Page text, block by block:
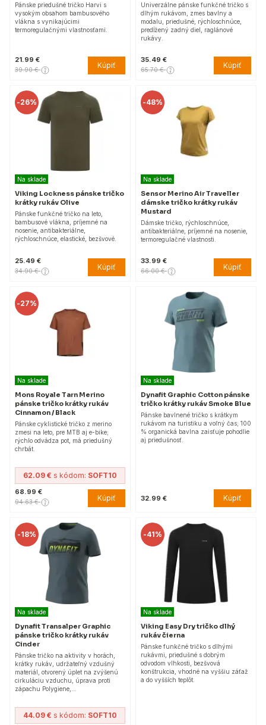
Pánske priedušné tričko Harvi s
vysokým obsahom bambusového
vlákna s vynikajúcimi
termoregulačnými vlastnosťami.
21.99 €
39.90 € Kúpiť
Univerzálne pánske funkčné tričko s
dlhým rukávom, zmes bavlny a
modalu, priedušné, rýchloschnúce,
predĺžený zadný diel, raglánové
rukávy.
35.49 €
65.70 € Kúpiť
-26%
Na sklade
Viking Lockness pánske tričko
krátky rukáv Olive
Pánske funkčné tričko na leto,
bambusové vlákna, príjemné na
nosenie, antibakteriálne,
rýchloschnúce, elastické, bezšvové.
25.49 €
34.90 € Kúpiť
-48%
Na sklade
Sensor Merino Air Traveller
dámske tričko krátky rukáv
Mustard
Dámske tričko, rýchloschnúce,
antibakteriálne, príjemné na nosenie,
termoregulačné vlastnosti.
33.99 €
66.00 € Kúpiť
-27%
Na sklade
Mons Royale Tarn Merino
pánske tričko krátky rukáv
Cinnamon / Black
Pánske cyklistické tričko z merino
zmesi na leto, pre MTB aj e-bike;
rýchlo odvádza pot, má priedušný
chrbát.
62.09 € s kódom: SOFT10
68.99 €
94.63 € Kúpiť
Na sklade
Dynafit Graphic Cotton pánske
tričko krátky rukáv Smoke Blue
Pánske bavlnené tričko s krátkym
rukávom na turistiku a voľný čas; 100
% organická bavlna zaisťuje pohodlie
aj priedušnosť.
32.99 € Kúpiť
-18%
Na sklade
Dynafit Transalper Graphic
pánske tričko krátky rukáv
Cinder
Pánske tričko na aktivity v horách,
krátky rukáv, udržateľný vzdušný
materiál, otvorený úplet na zvýšenú
cirkuláciu vzduchu, úprava proti
zápachu Polygiene,…
44.09 € s kódom: SOFT10
-41%
Na sklade
Viking Easy Dry tričko dlhý
rukáv čierna
Pánske funkčné tričko s dlhými
rukávmi, priedušné s dobrým
odvodom vlhkosti, bezšvová
konštrukcia, vhodné na vyššiu záťaž
a do vyšších teplôt.